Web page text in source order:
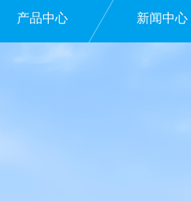
产品中心 新闻中心